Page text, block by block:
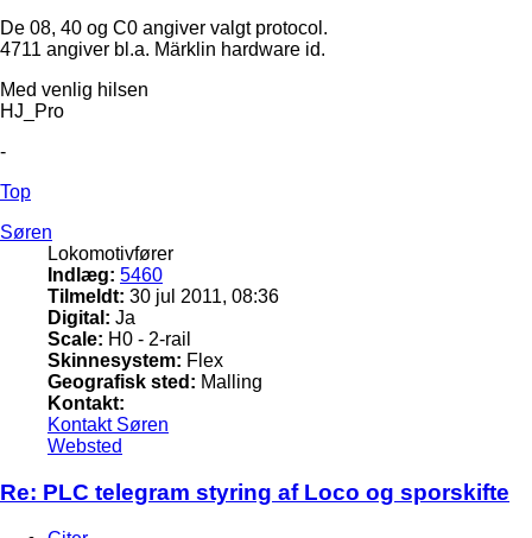
De 08, 40 og C0 angiver valgt protocol.
4711 angiver bl.a. Märklin hardware id.
Med venlig hilsen
HJ_Pro
-
Top
Søren
Lokomotivfører
Indlæg: 5460
Tilmeldt: 30 jul 2011, 08:36
Digital: Ja
Scale: H0 - 2-rail
Skinnesystem: Flex
Geografisk sted: Malling
Kontakt:
Kontakt Søren
Websted
Re: PLC telegram styring af Loco og sporskifte